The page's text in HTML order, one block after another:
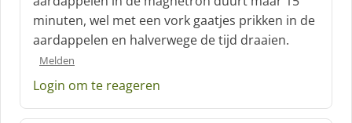
r
e
e
minuten, wel met een vork gaatjes prikken in de
aardappelen en halverwege de tijd draaien.
Melden
Login om te reageren